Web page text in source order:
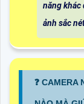
năng khác
ảnh sắc
❓ CAMERA